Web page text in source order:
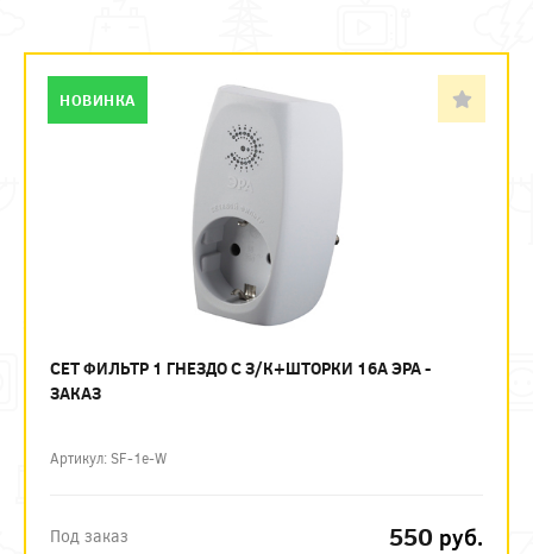
СЕТ ФИЛЬТР 1 ГНЕЗДО С З/К+ШТОРКИ 16А ЭРА -
ЗАКАЗ
Артикул: SF-1e-W
Под заказ 550 руб.
НОВИНКА